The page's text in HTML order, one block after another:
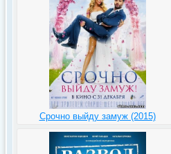
Срочно выйду замуж (2015)